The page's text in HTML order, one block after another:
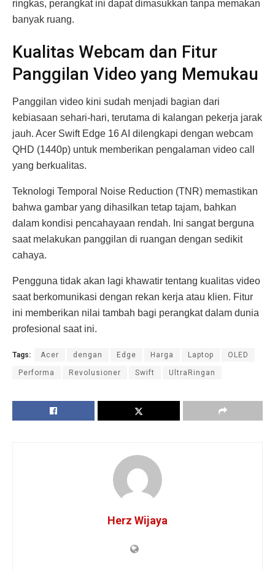
ringkas, perangkat ini dapat dimasukkan tanpa memakan
banyak ruang.
Kualitas Webcam dan Fitur
Panggilan Video yang Memukau
Panggilan video kini sudah menjadi bagian dari
kebiasaan sehari-hari, terutama di kalangan pekerja jarak
jauh. Acer Swift Edge 16 AI dilengkapi dengan webcam
QHD (1440p) untuk memberikan pengalaman video call
yang berkualitas.
Teknologi Temporal Noise Reduction (TNR) memastikan
bahwa gambar yang dihasilkan tetap tajam, bahkan
dalam kondisi pencahayaan rendah. Ini sangat berguna
saat melakukan panggilan di ruangan dengan sedikit
cahaya.
Pengguna tidak akan lagi khawatir tentang kualitas video
saat berkomunikasi dengan rekan kerja atau klien. Fitur
ini memberikan nilai tambah bagi perangkat dalam dunia
profesional saat ini.
Tags: Acer dengan Edge Harga Laptop OLED
Performa Revolusioner Swift UltraRingan
Herz Wijaya